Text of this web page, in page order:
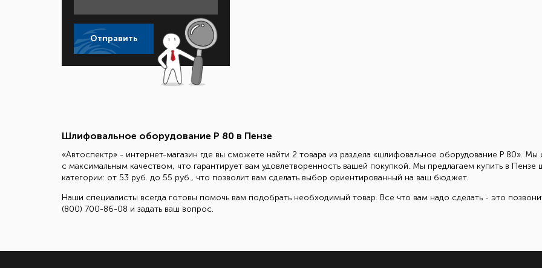
Отправить
Шлифовальное оборудование Р 80 в Пензе
«Автоспектр» - интернет-магазин где вы сможете найти 2 товара из раздела «шлифовальное оборудование Р 80».
с максимальным качеством, что гарантирует вам удовлетворенность вашей покупкой. Мы предлагаем купить в
категории: от 53 руб. до 55 руб., что позволит вам сделать выбор ориентированный на ваш бюджет.
Наши специалисты всегда готовы помочь вам подобрать необходимый товар. Все что вам надо сделать - это
(800) 700-86-08 и задать ваш вопрос.